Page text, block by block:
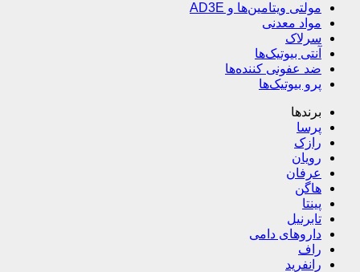
مولتی ویتامین‌ها و AD3E
مواد معدنی
سرلاک
آنتی بیوتیک‌ها
ضد عفونی کننده‌ها
پرو بیوتیک‌ها
برندها
پرسا
رازک
رویان
عرفان
هاگن
پینتا
تابرنیل
داروهای دامی
راف
رانفرید